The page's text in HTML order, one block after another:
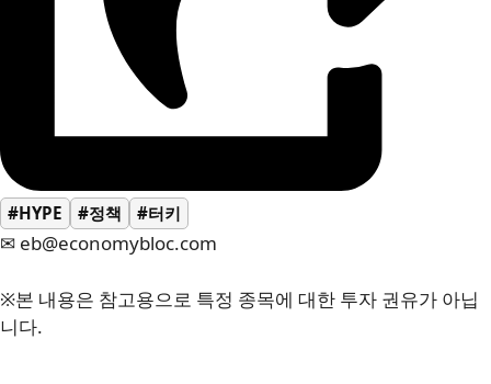
#HYPE #정책 #터키
✉ eb@economybloc.com
※본 내용은 참고용으로 특정 종목에 대한 투자 권유가 아닙
니다.